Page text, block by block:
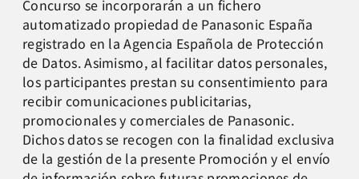
Concurso se incorporarán a un fichero
automatizado propiedad de Panasonic España
registrado en la Agencia Española de Protección
de Datos. Asimismo, al facilitar datos personales,
los participantes prestan su consentimiento para
recibir comunicaciones publicitarias,
promocionales y comerciales de Panasonic.
Dichos datos se recogen con la finalidad exclusiva
de la gestión de la presente Promoción y el envío